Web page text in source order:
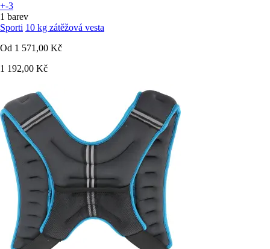
+-3
1 barev
Sporti 10 kg zátěžová vesta
Od 1 571,00 Kč
1 192,00 Kč